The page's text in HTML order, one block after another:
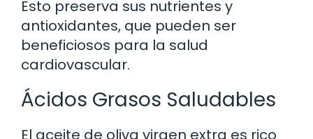
Esto preserva sus nutrientes y
antioxidantes, que pueden ser
beneficiosos para la salud
cardiovascular.
Ácidos Grasos Saludables
El aceite de oliva virgen extra es rico